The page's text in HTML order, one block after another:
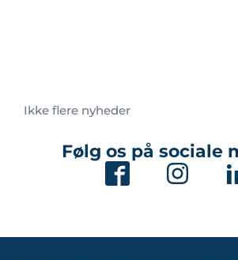
Ikke flere nyheder
Følg os på sociale